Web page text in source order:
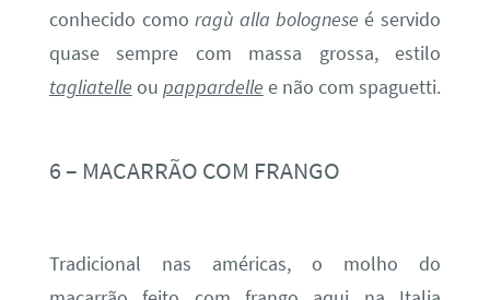
conhecido comoragù alla bolognese é servido
quase sempre com massa grossa, estilo
tagliatelle ou pappardelle e não com spaguetti.
6 – MACARRÃO COM FRANGO
Tradicional nas américas, o molho do